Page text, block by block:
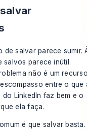
de salvar parece sumir.
salvos parece inútil.
não é um
entre o que
LinkedIn faz bem e o
ela faça.
é que salvar basta.